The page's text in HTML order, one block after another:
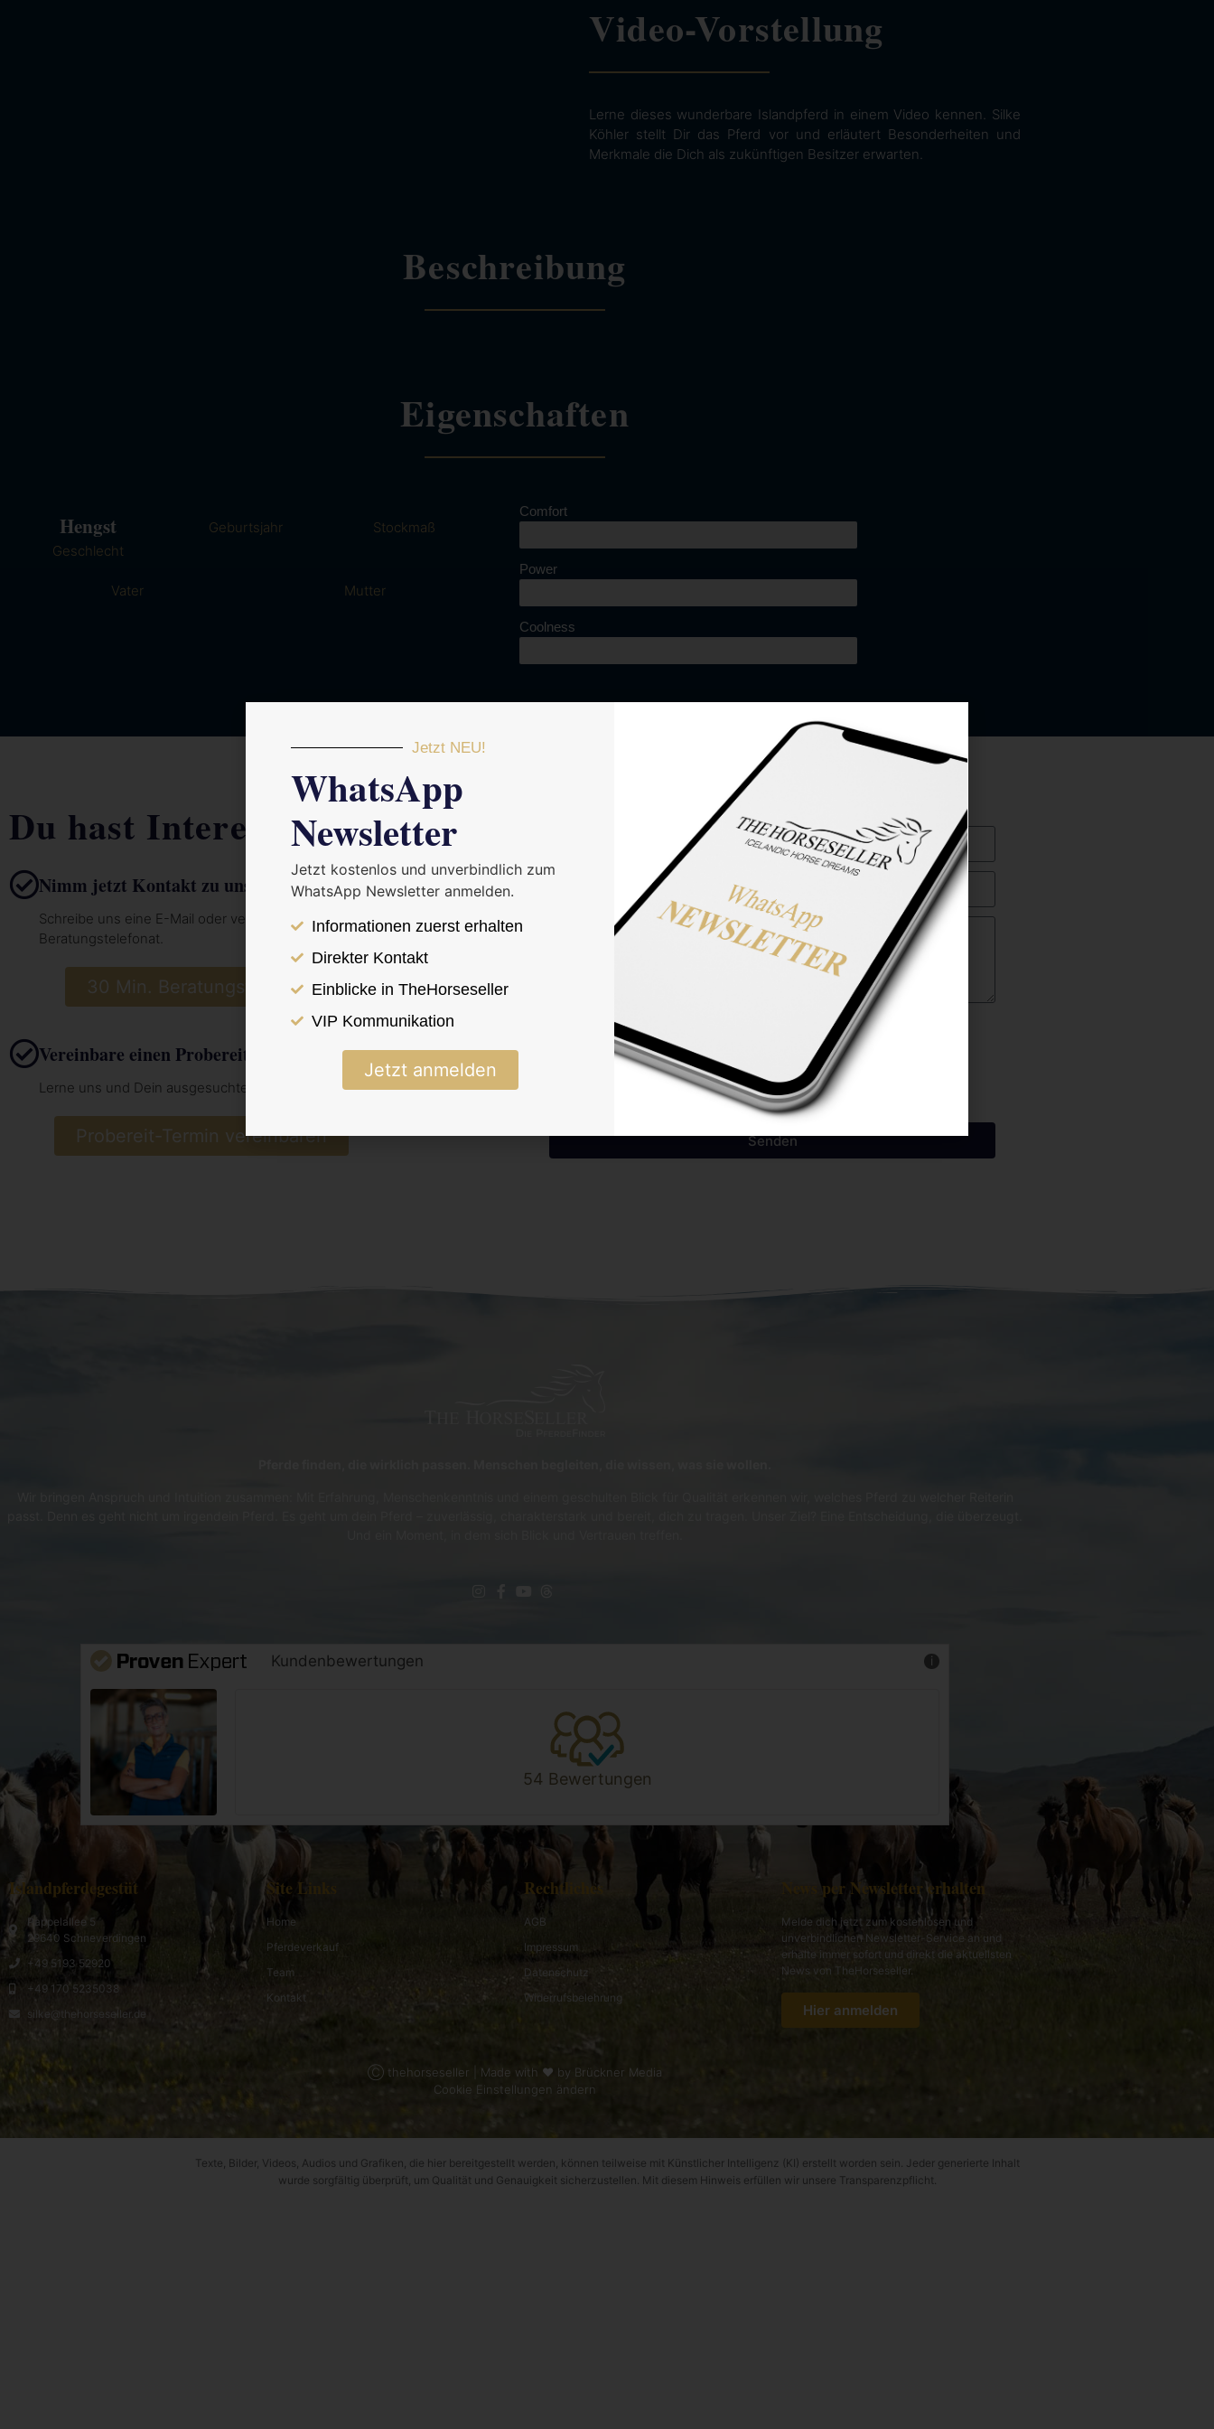
Video-Vorstellung
Lerne dieses wunderbare Islandpferd in einem Video kennen. Silke
Köhler stellt Dir das Pferd vor und erläutert Besonderheiten und
Merkmale die Dich als zukünftigen Besitzer erwarten.
Beschreibung
Eigenschaften
Hengst
Geschlecht
Geburtsjahr Stockmaß
Vater Mutter
Comfort
Power
Coolness
Du hast Interesse?
Nimm jetzt Kontakt zu uns auf
Schreibe uns eine E-Mail oder vereinbare hier dein 30 Min.
Beratungstelefonat.
30 Min. Beratungstelefonat vereinbaren
Vereinbare einen Probereit-Termin
Lerne uns und Dein ausgesuchtes Pferd vor Ort kennen.
Probereit-Termin vereinbaren
Ich bestätige die Datenschutzerklärung gelesen zu haben
Senden
Kundenbewertungen
54 Bewertungen
Islandpferdegestüt
Pappelallee 5
29640 Schneverdingen
+49 5193 52920
+49 170 5235038
silke@thehorseseller.de
Site Links
Home
Pferdeverkauf
Team
Kontakt
Rechtliches
AGB
Impressum
Datenschutz
Widerrufsbelehrung
News per Newsletter erhalten
Melde dich jetzt zum kostenlosen und
unverbindlichen Newsletter-Service an und
erhalte immer sofort und direkt die aktuellsten
News von TheHorseseller.
Hier anmelden
Ⓒ thehorseseller | Made with ❤ by Brückner Media
Cookie Einstellungen ändern
Texte, Bilder, Videos, Audios und Grafiken, die hier bereitgestellt werden, können teilweise mit Künstlicher Intelligenz (KI) erstellt worden sein. Jeder generierte Inhalt
wurde sorgfältig überprüft, um Qualität und Genauigkeit sicherzustellen. Mit diesem Hinweis erfüllen wir unsere Transparenzpflicht.
Jetzt NEU!
WhatsApp
Newsletter
Jetzt kostenlos und unverbindlich zum
WhatsApp Newsletter anmelden.
Informationen zuerst erhalten
Direkter Kontakt
Einblicke in TheHorseseller
VIP Kommunikation
Jetzt anmelden